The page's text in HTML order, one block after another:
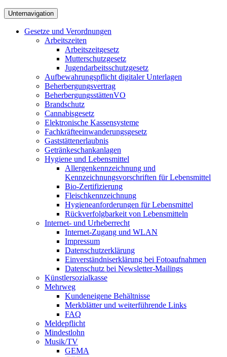
Unternavigation
Gesetze und Verordnungen
Arbeitszeiten
Arbeitszeitgesetz
Mutterschutzgesetz
Jugendarbeitsschutzgesetz
Aufbewahrungspflicht digitaler Unterlagen
Beherbergungsvertrag
BeherbergungsstättenVO
Brandschutz
Cannabisgesetz
Elektronische Kassensysteme
Fachkräfteeinwanderungsgesetz
Gaststättenerlaubnis
Getränkeschankanlagen
Hygiene und Lebensmittel
Allergenkennzeichnung und
Kennzeichnungsvorschriften für Lebensmittel
Bio-Zertifizierung
Fleischkennzeichnung
Hygieneanforderungen für Lebensmittel
Rückverfolgbarkeit von Lebensmitteln
Internet- und Urheberrecht
Internet-Zugang und WLAN
Impressum
Datenschutzerklärung
Einverständniserklärung bei Fotoaufnahmen
Datenschutz bei Newsletter-Mailings
Künstlersozialkasse
Mehrweg
Kundeneigene Behältnisse
Merkblätter und weiterführende Links
FAQ
Meldepflicht
Mindestlohn
Musik/TV
GEMA